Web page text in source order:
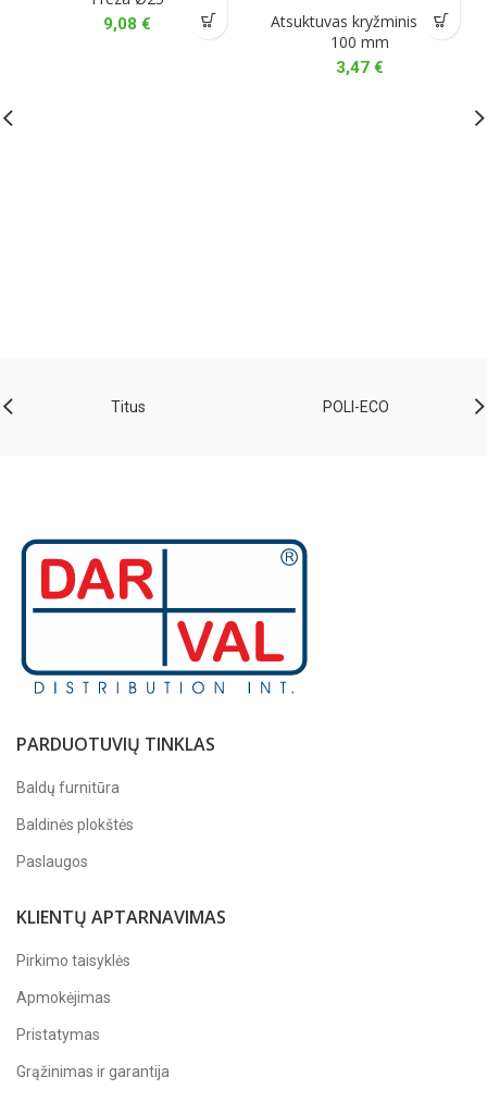
9,08 €
Atsuktuvas kryžminis PZ2
100 mm
3,47 €
Titus POLI-ECO
PARDUOTUVIŲ TINKLAS
Baldų furnitūra
Baldinės plokštės
Paslaugos
KLIENTŲ APTARNAVIMAS
Pirkimo taisyklės
Apmokėjimas
Pristatymas
Grąžinimas ir garantija